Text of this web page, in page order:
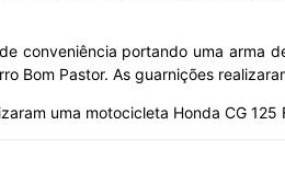
conveniência portando uma
Bom Pastor. As guarnições
uma motocicleta Honda CG